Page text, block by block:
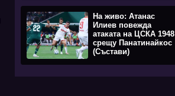
На живо: Атанас
Илиев повежда
атаката на ЦСКА 1948
срещу Панатинайкос
(Състави)